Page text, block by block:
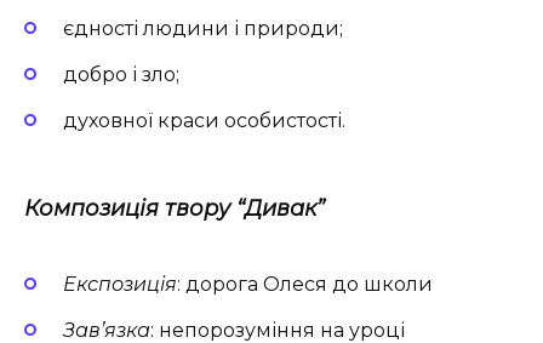
єдності людини і природи;
добро і зло;
духовної краси особистості.
Композиція твору “Дивак”
Експозиція: дорога Олеся до школи
Зав’язка: непорозуміння на уроці